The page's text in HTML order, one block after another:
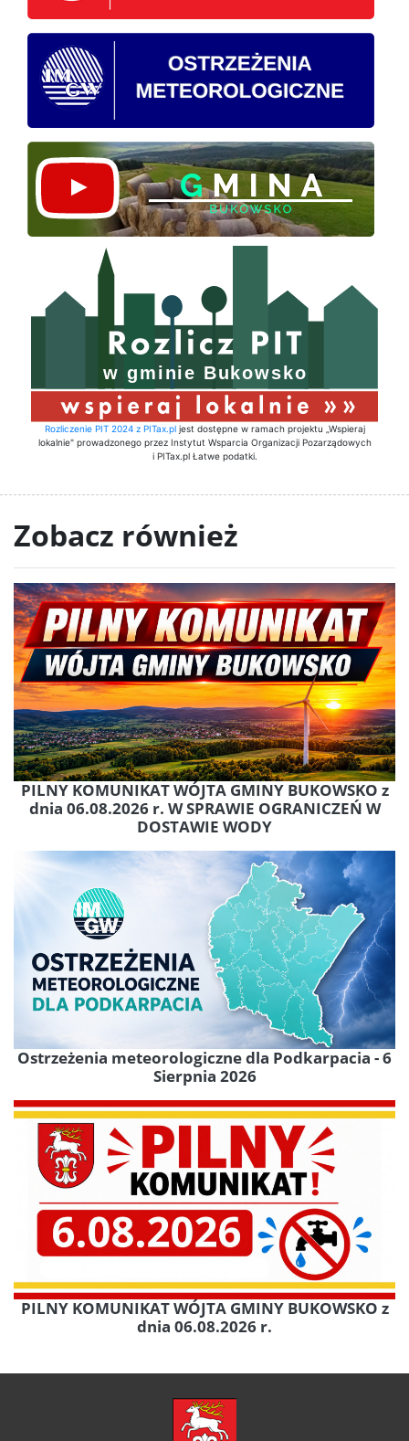
Rozliczenie PIT 2024 z PITax.pljest dostępne w ramach projektu „Wspieraj
lokalnie" prowadzonego przez Instytut Wsparcia Organizacji Pozarządowych
i PITax.pl Łatwe podatki.
Zobacz również
PILNY KOMUNIKAT WÓJTA GMINY BUKOWSKO z
dnia 06.08.2026 r. W SPRAWIE OGRANICZEŃ W
DOSTAWIE WODY
Ostrzeżenia meteorologiczne dla Podkarpacia - 6
Sierpnia 2026
PILNY KOMUNIKAT WÓJTA GMINY BUKOWSKO z
dnia 06.08.2026 r.